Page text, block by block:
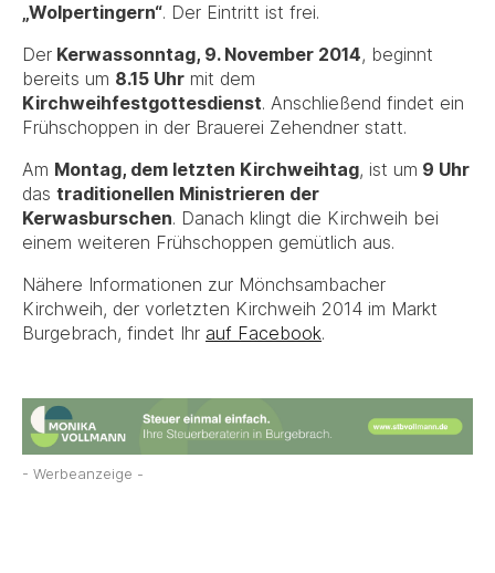
„Wolpertingern“. Der Eintritt ist frei.
Der Kerwassonntag, 9. November 2014, beginnt
bereits um 8.15 Uhr mit dem
Kirchweihfestgottesdienst. Anschließend findet ein
Frühschoppen in der Brauerei Zehendner statt.
Am Montag, dem letzten Kirchweihtag, ist um 9 Uhr
das traditionellen Ministrieren der
Kerwasburschen. Danach klingt die Kirchweih bei
einem weiteren Frühschoppen gemütlich aus.
Nähere Informationen zur Mönchsambacher
Kirchweih, der vorletzten Kirchweih 2014 im Markt
Burgebrach, findet Ihr auf Facebook.
- Werbeanzeige -